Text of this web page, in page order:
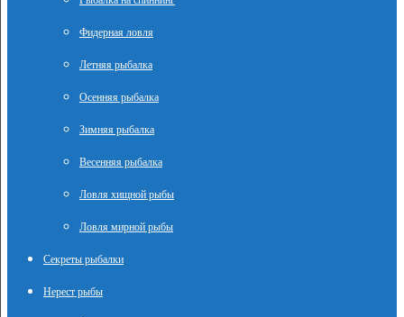
Фидерная ловля
Летняя рыбалка
Осенняя рыбалка
Зимняя рыбалка
Весенняя рыбалка
Ловля хищной рыбы
Ловля мирной рыбы
Секреты рыбалки
Нерест рыбы